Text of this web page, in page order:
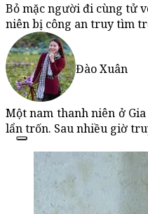
Bỏ mặc người đi cùng tử
niên bị công an truy tìm
Đào Xuân
Một nam thanh niên ở
lẩn trốn. Sau nhiều giờ